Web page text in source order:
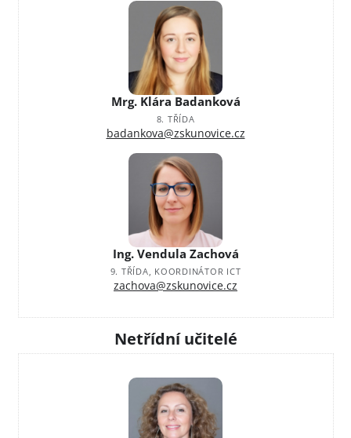
Mrg. Klára Badanková
8. TŘÍDA
badankova@zskunovice.cz
Ing. Vendula Zachová
9. TŘÍDA, KOORDINÁTOR ICT
zachova@zskunovice.cz
Netřídní učitelé